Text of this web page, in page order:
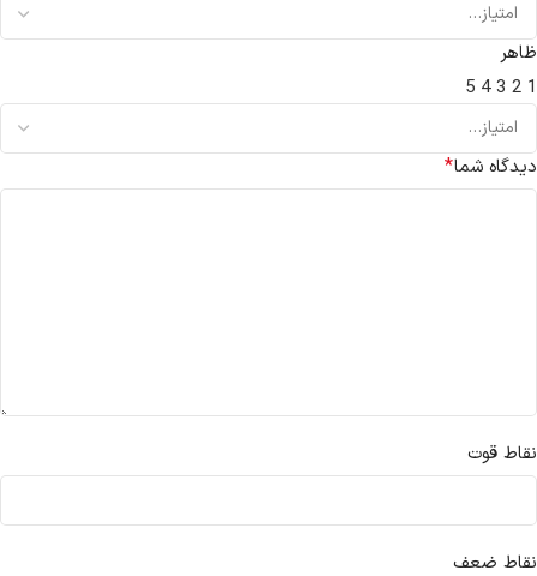
ظاهر
1
2
3
4
5
دیدگاه شما*
نقاط قوت
نقاط ضعف